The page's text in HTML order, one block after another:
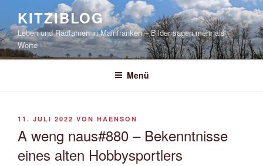
springen
KITZIBLOG
Leben und Radfahren in Mainfranken – Bilder sagen mehr als
Worte
Menü
VERÖFFENTLICHT
11. JULI 2022 VON HAENSON
A weng naus#880 – Bekenntnisse
eines alten Hobbysportlers